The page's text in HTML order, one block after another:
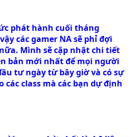
phát hành cuối tháng
các gamer NA sẽ phỉ đợi
Mình sẽ cập nhật chi tiết
bản mới nhất để mọi người
tư ngày từ bây giờ và có sự
class mà các bạn dự định